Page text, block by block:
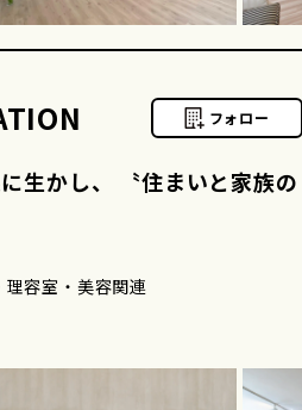
フォロー
生かし、 〝住まいと家族の
容室・美容関連